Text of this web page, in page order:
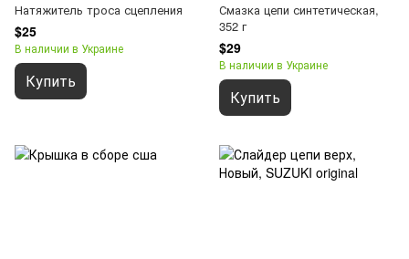
Натяжитель троса сцепления
$25
В наличии в Украине
Купить
Смазка цепи синтетическая,
352 г
$29
В наличии в Украине
Купить